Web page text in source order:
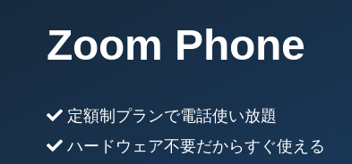
Zoom Phone
定額制プランで電話使い放題
ハードウェア不要だからすぐ使える